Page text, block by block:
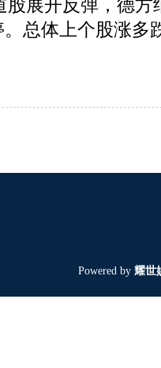
股展开反弹，德方
总体上个股涨多
Powered by 耀世